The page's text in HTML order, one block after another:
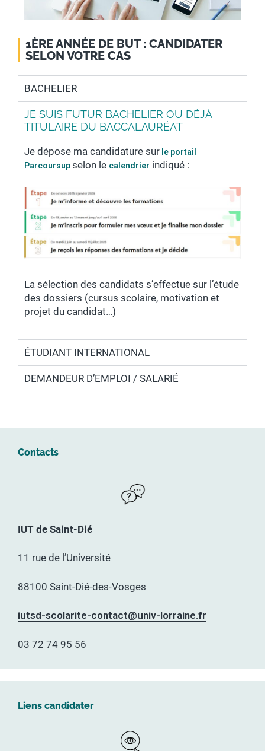
1ÈRE ANNÉE DE BUT : CANDIDATER
SELON VOTRE CAS
BACHELIER
JE SUIS FUTUR BACHELIER OU DÉJÀ
TITULAIRE DU BACCALAURÉAT
Je dépose ma candidature sur le portail
Parcoursupselon le calendrier indiqué :
La sélection des candidats s’effectue sur l’étude
des dossiers (cursus scolaire, motivation et
projet du candidat…)
ÉTUDIANT INTERNATIONAL
DEMANDEUR D’EMPLOI / SALARIÉ
Contacts
IUT de Saint-Dié
11 rue de l’Université
88100 Saint-Dié-des-Vosges
iutsd-scolarite-contact@univ-lorraine.fr
03 72 74 95 56
Liens candidater